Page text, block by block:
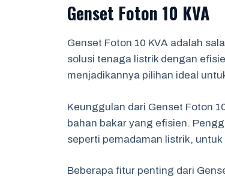
Genset Foton 10 KVA
Genset Foton 10 KVA adalah
solusi tenaga listrik dengan
menjadikannya pilihan ideal
Keunggulan dari Genset Foton
bahan bakar yang efisien.
seperti pemadaman listrik,
Beberapa fitur penting dari